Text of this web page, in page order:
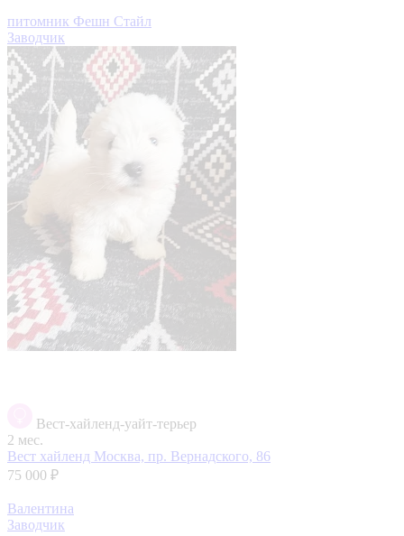
питомник Фешн Стайл
Заводчик
Вест-хайленд-уайт-терьер
2 мес.
Вест хайленд Москва, пр. Вернадского, 86
75 000 ₽
Валентина
Заводчик